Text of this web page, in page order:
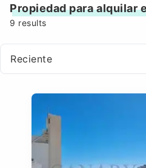
Propiedad para alquilar
9 results
Reciente